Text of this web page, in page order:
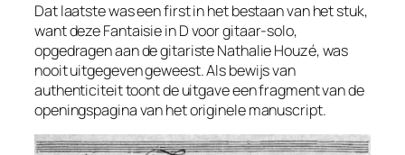
Dat laatste was eenfirstin het bestaan van het stuk,
want dezeFantaisie in Dvoor gitaar-solo,
opgedragen aan de gitariste Nathalie Houzé, was
nooituitgegeven geweest. Als bewijs van
authenticiteit toont de uitgave een fragment van de
openingspagina van het originele manuscript.